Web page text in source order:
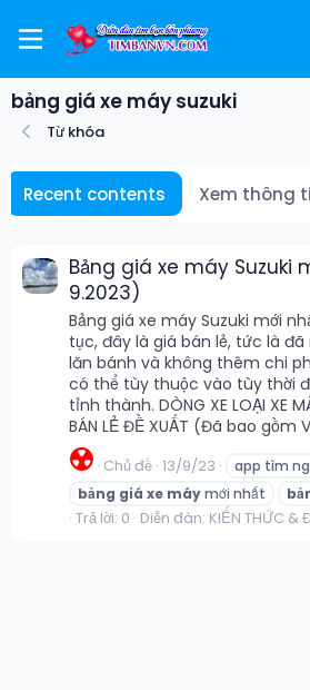
bảng giá xe máy suzuki
Từ khóa
Recent contents Xem thông
Bảng giá xe máy Suzuki
9.2023)
Bảng giá xe máy Suzuki mới
tục, đây là giá bán lẻ, tức là đã
lăn bánh và không thêm chi
có thể tùy thuộc vào tùy thời
tỉnh thành. DÒNG XE LOẠI XE
BÁN LẺ ĐỀ XUẤT (Đã bao gồm
☢️ Chủ đề 13/9/23
app tìm
bảng giá xe máymới nhất
Trả lời: 0 Diễn đàn: KIẾN THỨC &